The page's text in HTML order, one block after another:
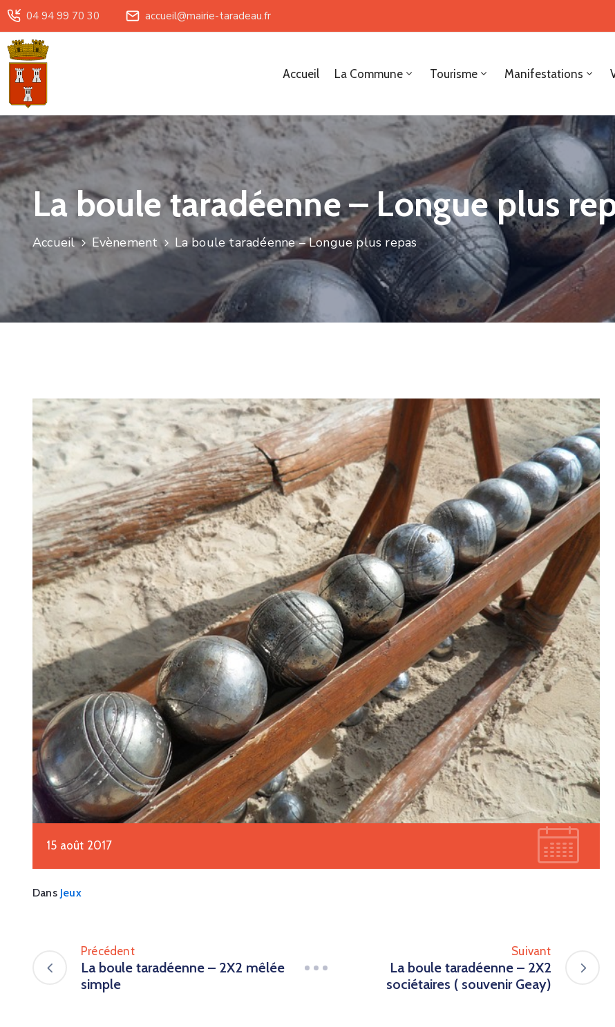
04 94 99 70 30 accueil@mairie-taradeau.fr
Accueil La Commune Tourisme Manifestations
La boule taradéenne – Longue plus
Accueil Evènement La boule taradéenne – Longue plus repas
15 août 2017
Dans Jeux
Précédent
La boule taradéenne – 2X2 mêlée
simple
Suivant
La boule taradéenne – 2X2
sociétaires ( souvenir Geay)